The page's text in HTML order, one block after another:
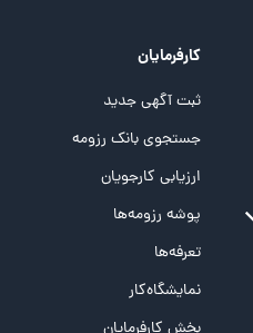
کارفرمایان
ثبت آگهی جدید
جستجوی بانک رزومه
ارزیابی کارجویان
پوشه‌‌ رزومه‌ها
تعرفه‌ها
نمایشگاه‌کار